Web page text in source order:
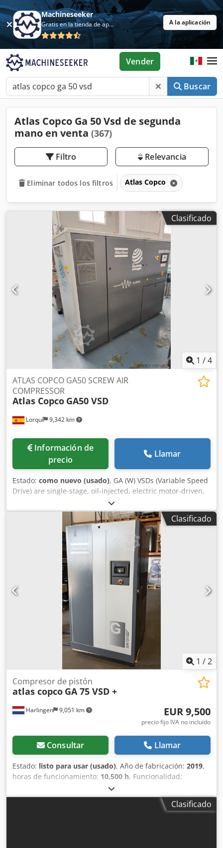
Machineseeker
Gratis en la tienda de aplicaciones A la aplicación
Buscar
Vender
Atlas Copco Ga 50 Vsd de segunda
mano en venta (367)
Filtro Relevancia
Eliminar todos los filtros Atlas Copco
Clasificado
1 /4
Lorquí 9,342 km
ATLAS COPCO GA50 SCREW AIR
COMPRESSOR
Atlas Copco GA50 VSD
Información de
precio
Llamar
Estado: como nuevo (usado), GA (W) VSDs (Variable Speed
Drive) are single-stage, oil-injected, electric motor-driven,
stationary, single-stage screw compressors.
Dwodpowxwxzofx Al Nja The cooling system is equipped
with an air cooler and an oil cooler. GA VSD are air-cooled
compressors; cooling air is generated by a fan. Main
features: - Max. air inlet temperature: 40ºC. - Max. cooling
water outlet temperature: 50ºC - Temperature of the air
leaving the outlet valve approx.: 30ºC - Approx. oil capacity:
Clasificado
1 /2
Harlingen 9,051 km
Compresor de pistón
atlas copco GA 75 VSD +
EUR 9,500
precio fijo IVA no incluído
Consultar Llamar
Estado: listo para usar (usado), Año de fabricación: 2019,
horas de funcionamiento: 10,500 h, Funcionalidad:
, peso total:
(101.97 CV), caudal volumétrico:476 m³/h, presión (máx.):
, Equipamiento:Clasificado